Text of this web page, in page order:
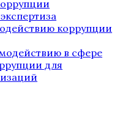
коррупции
в сфере
для